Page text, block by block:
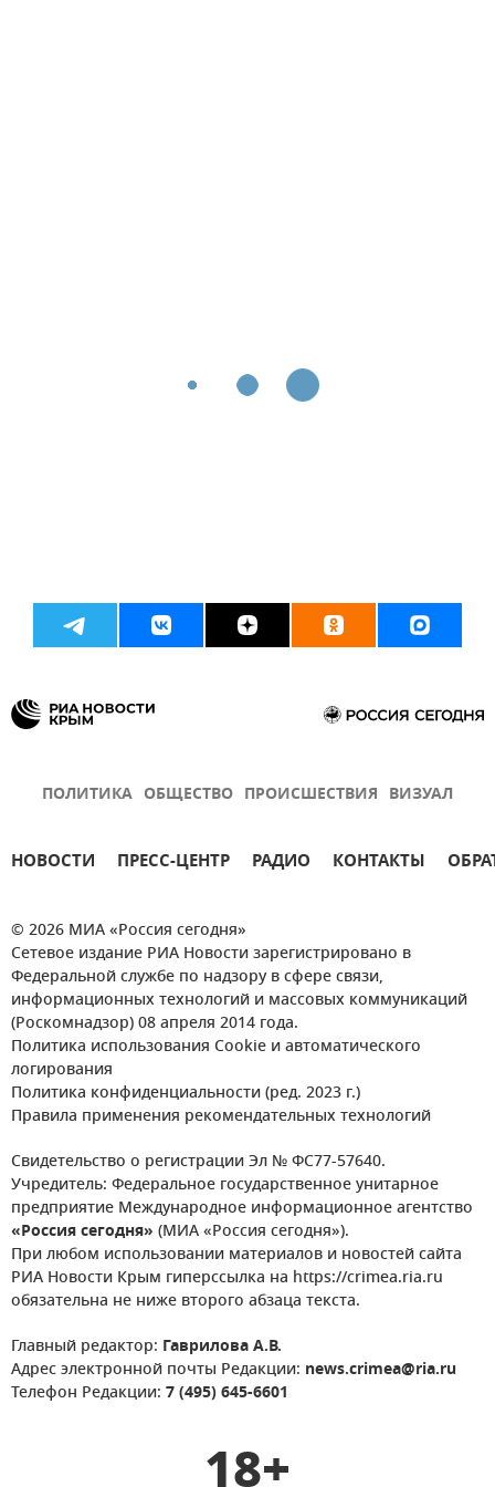
ПОЛИТИКА ОБЩЕСТВО ПРОИСШЕСТВИЯ ВИЗУАЛ
НОВОСТИ ПРЕСС-ЦЕНТР РАДИО КОНТАКТЫ
© 2026 МИА «Россия сегодня»
Сетевое издание РИА Новости зарегистрировано в
Федеральной службе по надзору в сфере связи,
информационных технологий и массовых коммуникаций
(Роскомнадзор) 08 апреля 2014 года.
Политика использования Cookie и автоматического
логирования
Политика конфиденциальности (ред. 2023 г.)
Правила применения рекомендательных технологий
Свидетельство о регистрации Эл № ФС77-57640.
Учредитель: Федеральное государственное унитарное
предприятие Международное информационное агентство
«Россия сегодня» (МИА «Россия сегодня»).
При любом использовании материалов и новостей сайта
РИА Новости Крым гиперссылка на https://crimea.ria.ru
обязательна не ниже второго абзаца текста.
Главный редактор: Гаврилова А.В.
Адрес электронной почты Редакции: news.crimea@ria.ru
Телефон Редакции: 7 (495) 645-6601